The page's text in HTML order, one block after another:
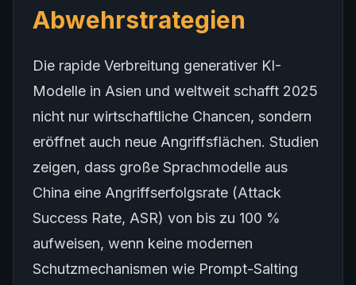
Abwehrstrategien
Die rapide Verbreitung generativer KI-
Modelle in Asien und weltweit schafft 2025
nicht nur wirtschaftliche Chancen, sondern
eröffnet auch neue Angriffsflächen. Studien
zeigen, dass große Sprachmodelle aus
China eine Angriffserfolgsrate (Attack
Success Rate, ASR) von bis zu 100 %
aufweisen, wenn keine modernen
Schutzmechanismen wie Prompt-Salting